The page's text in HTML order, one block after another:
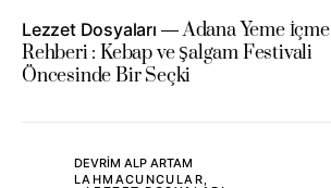
Lezzet Dosyaları
Adana Yeme İçme
Rehberi : Kebap ve Şalgam Festivali
Öncesinde Bir Seçki
DEVRIM ALP ARTAM
LAHMACUNCULAR